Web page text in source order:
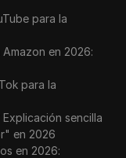
para la
en 2026:
para la
sencilla
en 2026
en 2026: